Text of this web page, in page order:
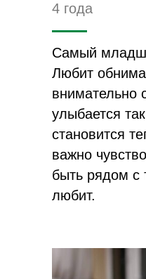
4 года
Самый
Любит
внимательно
улыбается
становится
важно
быть рядом с
любит.